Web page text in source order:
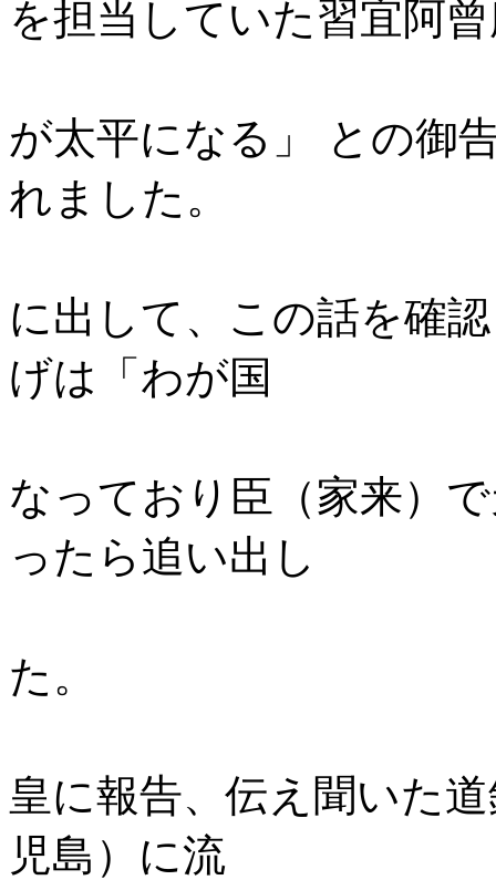
を担当していた習宜阿
が太平になる」 との御
れました。
に出して、この話を確
げは「わが国
なっており臣（家来）
ったら追い出し
た。
皇に報告、伝え聞いた
児島）に流